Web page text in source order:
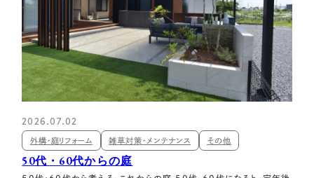
2026.07.02
外構・庭リフォーム 雑草対策・メンテナンス その他
50代・60代からの庭